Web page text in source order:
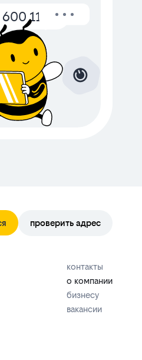
11 50
проверить адрес
контакты
о компании
бизнесу
вакансии